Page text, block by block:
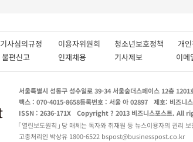
기사심의규정 이용자위원회 청소년보호정책 개
불편신고 인재채용 기사제보 이메
서울특별시 성동구 성수일로 39-34 서울숲더스페이스 12층 1201
팩스 : 070-4015-8658등록번호 : 서울 아 02897 제호: 비즈니
ISSN : 2636-171X
Copyright ? 2013 비즈니스포스트. All
열린보도원칙
당 매체는 독자와 취재원 등 뉴스이용자의 권리
고충처리인 박상유 1800-6522 bspost@businesspost.co.kr